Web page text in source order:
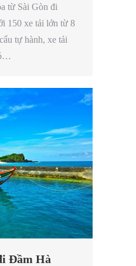
từ Sài Gòn đi
150 xe tải lớn từ 8
tự hành, xe tải
Đầm Hà